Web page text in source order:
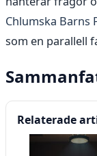
Chlumska Barns
som en parallell
Relaterade